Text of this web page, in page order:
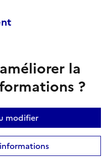
la
?
modifier